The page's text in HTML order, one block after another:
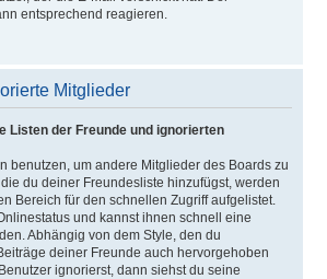
entsprechend reagieren.
Mitglieder
Listen der Freunde und ignorierten
benutzen, um andere Mitglieder des Boards zu
du deiner Freundesliste hinzufügst, werden
Bereich für den schnellen Zugriff aufgelistet.
und kannst ihnen schnell eine
Abhängig von dem Style, den du
deiner Freunde auch hervorgehoben
ignorierst, dann siehst du seine